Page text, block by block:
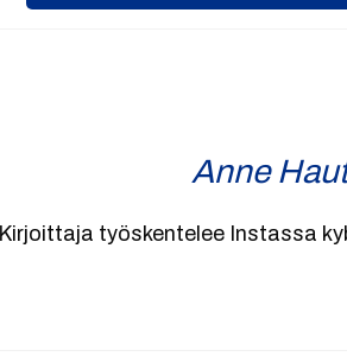
Anne
Kirjoittaja työskentelee Instassa